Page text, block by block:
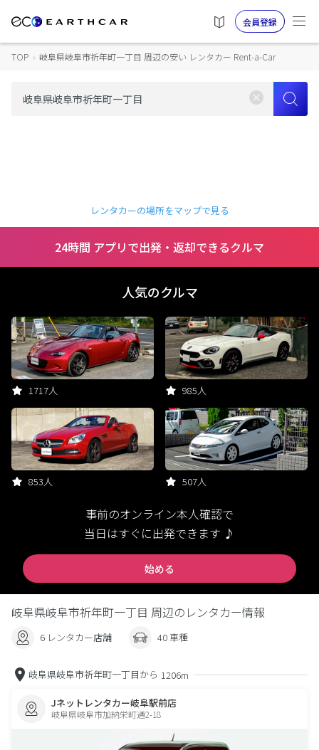
会員登録
TOP › 岐阜県岐阜市祈年町一丁目 周辺の安い レンタカー Rent-a-Car
レンタカーの場所をマップで見る
24時間 アプリで出発・返却できるクルマ
人気のクルマ
1717人 985人
853人 507人
事前のオンライン本人確認で
当日はすぐに出発できます ♪
始める
岐阜県岐阜市祈年町一丁目 周辺のレンタカー情報
6 レンタカー店舗 40 車種
岐阜県岐阜市祈年町一丁目から 1206m
Jネットレンタカー岐阜駅前店
岐阜県岐阜市加納栄町通2-18